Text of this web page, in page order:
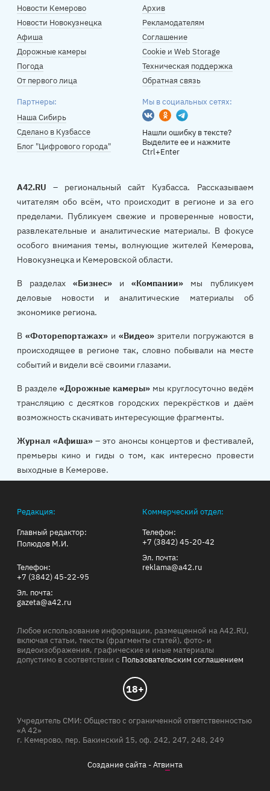
Новости Кемерово
Новости Новокузнецка
Афиша
Дорожные камеры
Погода
От первого лица
Архив
Рекламодателям
Соглашение
Cookie и Web Storage
Техническая поддержка
Обратная связь
Партнеры:
Наша Сибирь
Сделано в Кузбассе
Блог "Цифрового города"
Мы в социальных сетях:
Вконтакте
Одноклассники
Telegram
Нашли ошибку в тексте?
Выделите ее и нажмите
Ctrl+Enter
A42.RU – региональный сайт Кузбасса. Рассказываем
читателям обо всём, что происходит в регионе и за его
пределами. Публикуем свежие и проверенные новости,
развлекательные и аналитические материалы. В фокусе
особого внимания темы, волнующие жителей Кемерова,
Новокузнецка и Кемеровской области.
В разделах «Бизнес»и«Компании» мы публикуем
деловые новости и аналитические материалы об
экономике региона.
В «Фоторепортажах»и«Видео» зрители погружаются в
происходящее в регионе так, словно побывали на месте
событий и видели всё своими глазами.
В разделе «Дорожные камеры»мы круглосуточно ведём
трансляцию с десятков городских перекрёстков и даём
возможность скачивать интересующие фрагменты.
Журнал «Афиша»– это анонсы концертов и фестивалей,
премьеры кино и гиды о том, как интересно провести
выходные в Кемерове.
Редакция:
Главный редактор:
Полюдов М.И.
Телефон:
+7 (3842) 45-22-95
Эл. почта:
gazeta@a42.ru
Коммерческий отдел:
Телефон:
+7 (3842) 45-20-42
Эл. почта:
reklama@a42.ru
Любое использование информации, размещенной на A42.RU,
включая статьи, тексты (фрагменты статей), фото- и
видеоизображения, графические и иные материалы
допустимо в соответствии с Пользовательским соглашением
18+
Учредитель СМИ: Общество с ограниченной ответственностью
«А 42»
г. Кемерово, пер. Бакинский 15, оф. 242, 247, 248, 249
Создание сайта -Атвинта